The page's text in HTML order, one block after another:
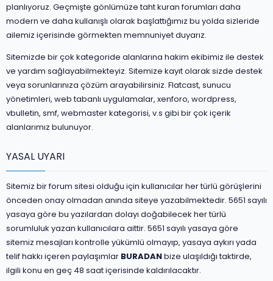
planlıyoruz. Geçmişte gönlümüze taht kuran forumları daha
modern ve daha kullanışlı olarak başlattığımız bu yolda sizleride
ailemiz içerisinde görmekten memnuniyet duyarız.
Sitemizde bir çok kategoride alanlarına hakim ekibimiz ile destek
ve yardım sağlayabilmekteyiz. Sitemize kayıt olarak sizde destek
veya sorunlarınıza çözüm arayabilirsiniz. Flatcast, sunucu
yönetimleri, web tabanlı uygulamalar, xenforo, wordpress,
vbulletin, smf, webmaster kategorisi, v.s gibi bir çok içerik
alanlarımız bulunuyor.
YASAL UYARI
Sitemiz bir forum sitesi olduğu için kullanıcılar her türlü görüşlerini
önceden onay olmadan anında siteye yazabilmektedir. 5651 sayılı
yasaya göre bu yazılardan dolayı doğabilecek her türlü
sorumluluk yazan kullanıcılara aittir. 5651 sayılı yasaya göre
sitemiz mesajları kontrolle yükümlü olmayıp, yasaya aykırı yada
telif hakkı içeren paylaşımlar BURADANbize ulaşıldığı taktirde,
ilgili konu en geç 48 saat içerisinde kaldırılacaktır.